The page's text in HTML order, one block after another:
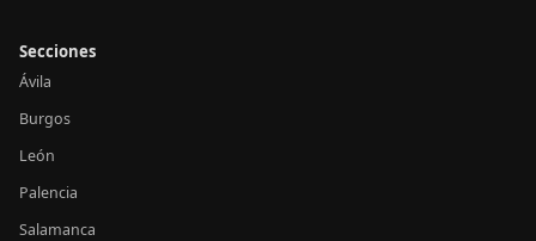
Secciones
Ávila
Burgos
León
Palencia
Salamanca